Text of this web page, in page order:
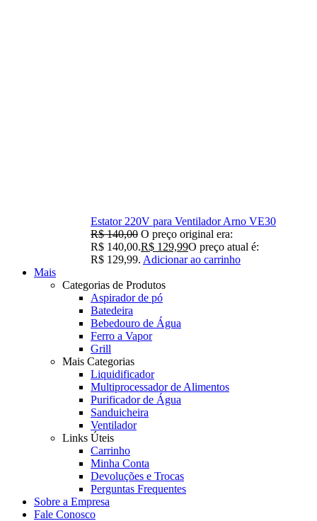
Estator 220V para Ventilador Arno VE30
R$140,00 O preço original era:
R$ 140,00.R$ 129,99O preço atual é:
R$ 129,99. Adicionar ao carrinho
Mais
Categorias de Produtos
Aspirador de pó
Batedeira
Bebedouro de Água
Ferro a Vapor
Grill
Mais Categorias
Liquidificador
Multiprocessador de Alimentos
Purificador de Água
Sanduicheira
Ventilador
Links Úteis
Carrinho
Minha Conta
Devoluções e Trocas
Perguntas Frequentes
Sobre a Empresa
Fale Conosco